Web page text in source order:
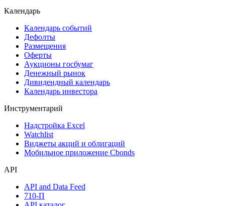
Дивидендный календарь
Календарь
Календарь событий
Дефолты
Размещения
Оферты
Денежный рынок
Календарь инвестора
Инструментарий
Мобильное приложение Cbonds
API